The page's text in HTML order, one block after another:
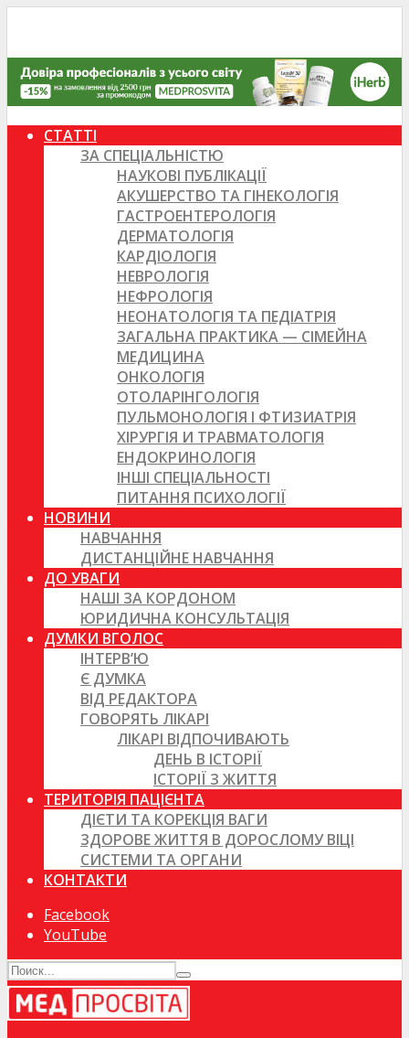
СТАТТІ
ЗА СПЕЦІАЛЬНІСТЮ
НАУКОВІ ПУБЛІКАЦІЇ
АКУШЕРСТВО ТА ГІНЕКОЛОГІЯ
ГАСТРОЕНТЕРОЛОГІЯ
ДЕРМАТОЛОГІЯ
КАРДІОЛОГІЯ
НЕВРОЛОГІЯ
НЕФРОЛОГІЯ
НЕОНАТОЛОГІЯ ТА ПЕДІАТРІЯ
ЗАГАЛЬНА ПРАКТИКА — СІМЕЙНА
МЕДИЦИНА
ОНКОЛОГІЯ
ОТОЛАРІНГОЛОГІЯ
ПУЛЬМОНОЛОГІЯ І ФТИЗИАТРІЯ
ХІРУРГІЯ И ТРАВМАТОЛОГІЯ
ЕНДОКРИНОЛОГІЯ
ІНШІ СПЕЦІАЛЬНОСТІ
ПИТАННЯ ПСИХОЛОГІЇ
НОВИНИ
НАВЧАННЯ
ДИСТАНЦІЙНЕ НАВЧАННЯ
ДО УВАГИ
НАШІ ЗА КОРДОНОМ
ЮРИДИЧНА КОНСУЛЬТАЦІЯ
ДУМКИ ВГОЛОС
ІНТЕРВ’Ю
Є ДУМКА
ВІД РЕДАКТОРА
ГОВОРЯТЬ ЛІКАРІ
ЛІКАРІ ВІДПОЧИВАЮТЬ
ДЕНЬ В ІСТОРІЇ
ІСТОРІЇ З ЖИТТЯ
ТЕРИТОРІЯ ПАЦІЄНТА
ДІЄТИ ТА КОРЕКЦІЯ ВАГИ
ЗДОРОВЕ ЖИТТЯ В ДОРОСЛОМУ ВІЦІ
СИСТЕМИ ТА ОРГАНИ
КОНТАКТИ
Facebook
YouTube